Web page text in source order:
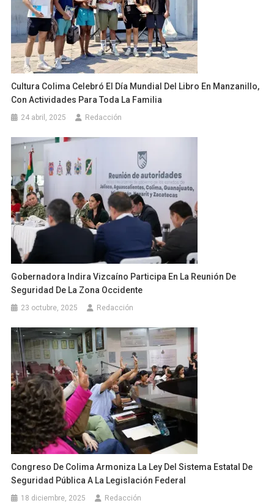
Cultura Colima Celebró El Día Mundial Del Libro En Manzanillo,
Con Actividades Para Toda La Familia
24 abril, 2025 Redacción
Gobernadora Indira Vizcaíno Participa En La Reunión De
Seguridad De La Zona Occidente
23 octubre, 2025 Redacción
Congreso De Colima Armoniza La Ley Del Sistema Estatal De
Seguridad Pública A La Legislación Federal
18 diciembre, 2025 Redacción